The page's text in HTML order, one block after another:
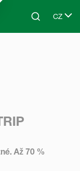
contentSearchCZ
Select
Až 70 %